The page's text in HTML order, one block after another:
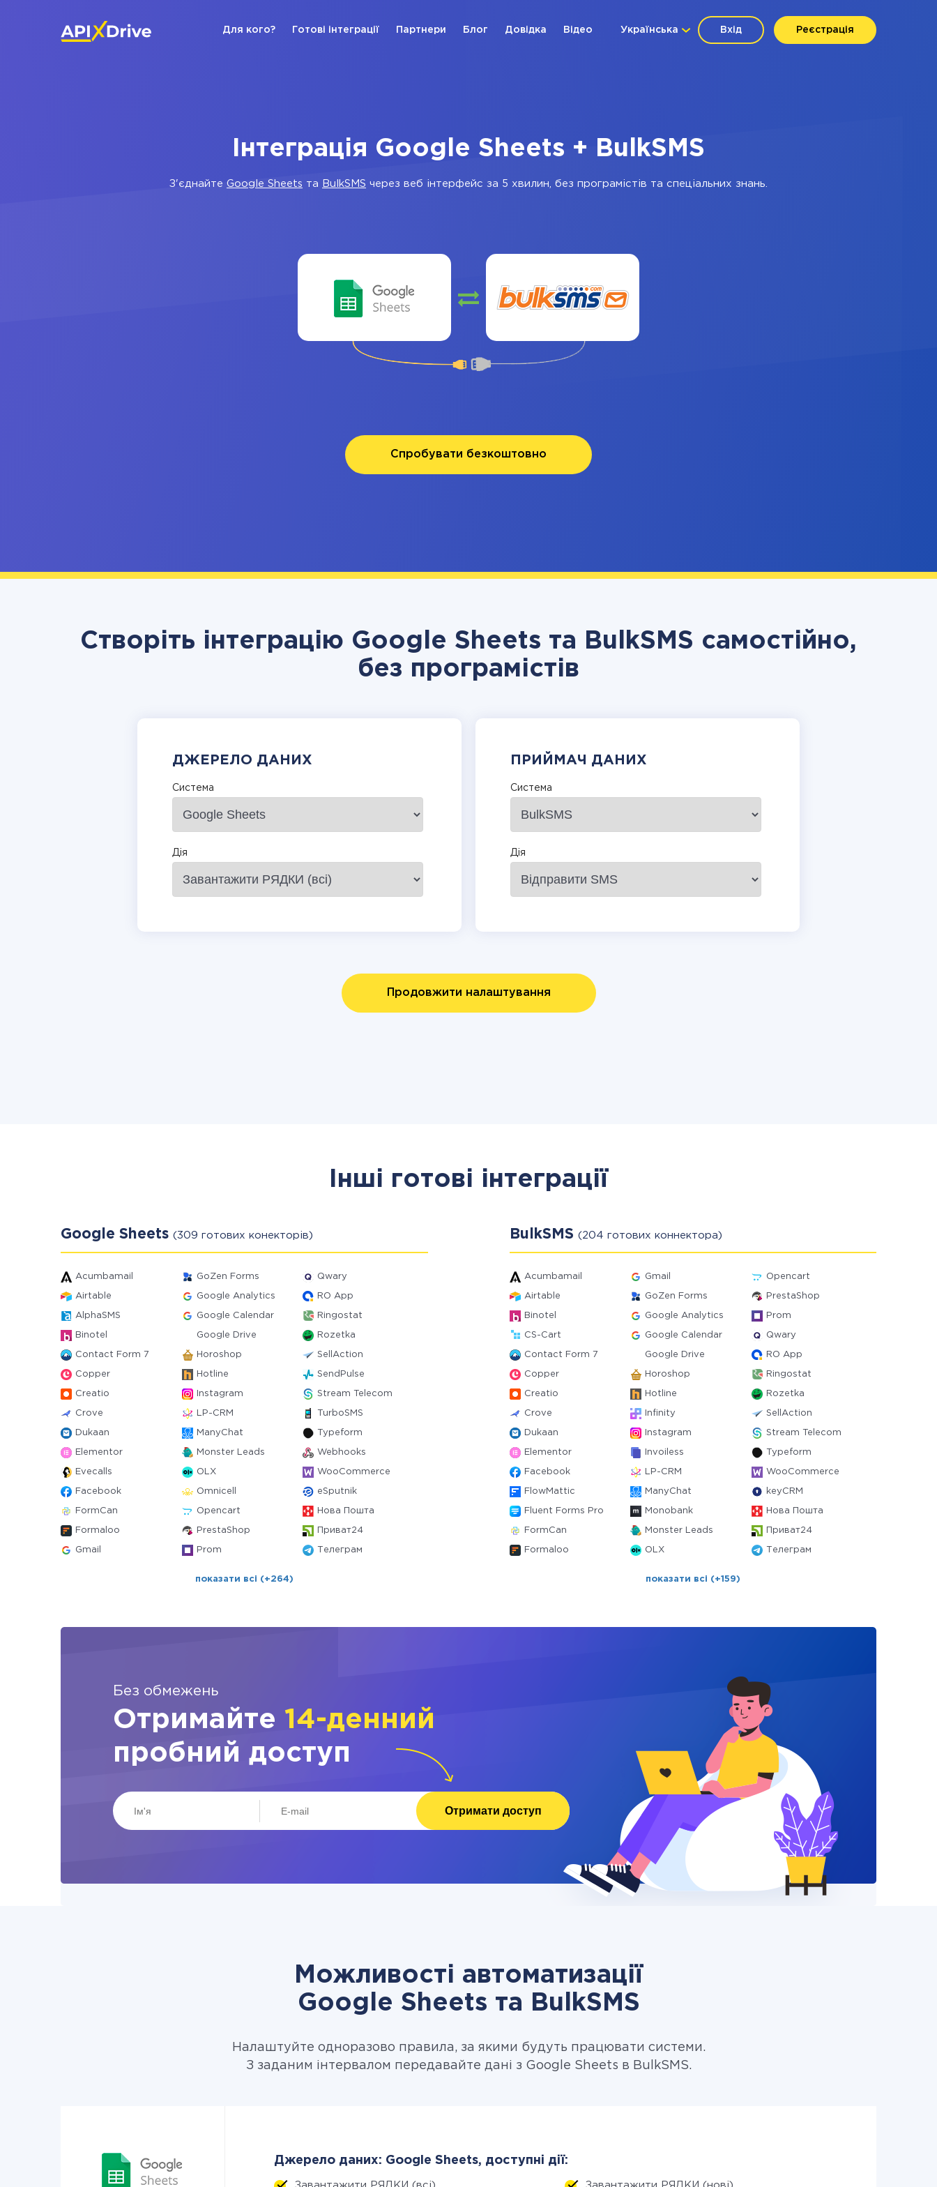
Вхід Реєстрація
Українська
Для кого? Готові інтеграції Партнери Блог Довідка Відео
Інтеграція Google Sheets + BulkSMS
З'єднайте Google Sheets та BulkSMS через веб інтерфейс за 5 хвилин, без програмістів та спеціальних знань.
Спробувати безкоштовно
Створіть інтеграцію Google Sheets та BulkSMS самостійно,
без програмістів
ДЖЕРЕЛО ДАНИХ
Система
Дія
ПРИЙМАЧ ДАНИХ
Система
Дія
Продовжити налаштування
Інші готові інтеграції
Google Sheets (309 готових конекторів)
Acumbamail GoZen Forms Qwary
Airtable Google Analytics RO App
AlphaSMS Google Calendar Ringostat
Binotel Google Drive Rozetka
Contact Form 7 Horoshop SellAction
Copper Hotline SendPulse
Creatio Instagram Stream Telecom
Crove LP-CRM TurboSMS
Dukaan ManyChat Typeform
Elementor Monster Leads Webhooks
Evecalls OLX WooCommerce
Facebook Omnicell eSputnik
FormCan Opencart Нова Пошта
Formaloo PrestaShop Приват24
Gmail Prom Телеграм
показати всі (+264)
BulkSMS (204 готових коннектора)
Acumbamail Gmail Opencart
Airtable GoZen Forms PrestaShop
Binotel Google Analytics Prom
CS-Cart Google Calendar Qwary
Contact Form 7 Google Drive RO App
Copper Horoshop Ringostat
Creatio Hotline Rozetka
Crove Infinity SellAction
Dukaan Instagram Stream Telecom
Elementor Invoiless Typeform
Facebook LP-CRM WooCommerce
FlowMattic ManyChat keyCRM
Fluent Forms Pro Monobank Нова Пошта
FormCan Monster Leads Приват24
Formaloo OLX Телеграм
показати всі (+159)
Без обмежень
Отримайте 14-денний
пробний доступ
Отримати доступ
Можливості автоматизації
Google Sheets та BulkSMS
Налаштуйте одноразово правила, за якими будуть працювати системи.
З заданим інтервалом передавайте дані з Google Sheets в BulkSMS.
Джерело даних: Google Sheets, доступні дії: